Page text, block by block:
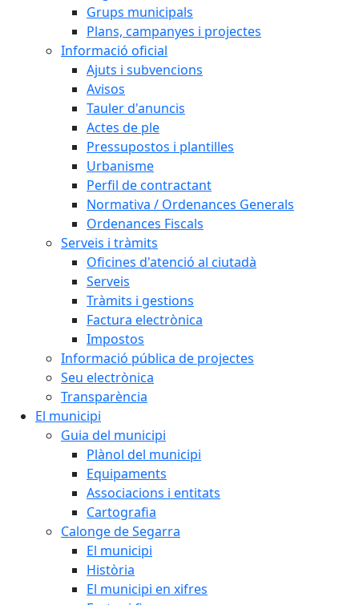
Grups municipals
Plans, campanyes i projectes
Informació oficial
Ajuts i subvencions
Avisos
Tauler d'anuncis
Actes de ple
Pressupostos i plantilles
Urbanisme
Perfil de contractant
Normativa / Ordenances Generals
Ordenances Fiscals
Serveis i tràmits
Oficines d'atenció al ciutadà
Serveis
Tràmits i gestions
Factura electrònica
Impostos
Informació pública de projectes
Seu electrònica
Transparència
El municipi
Guia del municipi
Plànol del municipi
Equipaments
Associacions i entitats
Cartografia
Calonge de Segarra
El municipi
Història
El municipi en xifres